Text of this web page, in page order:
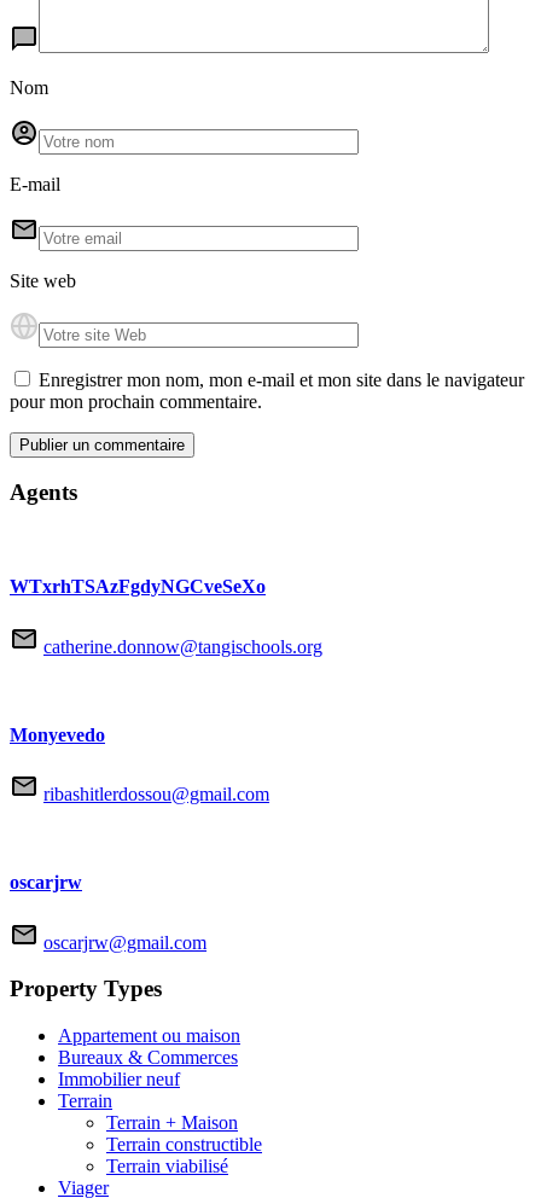
Nom
E-mail
Site web
Enregistrer mon nom, mon e-mail et mon site dans le navigateur
pour mon prochain commentaire.
Agents
WTxrhTSAzFgdyNGCveSeXo
catherine.donnow@tangischools.org
Monyevedo
ribashitlerdossou@gmail.com
oscarjrw
oscarjrw@gmail.com
Property Types
Appartement ou maison
Bureaux & Commerces
Immobilier neuf
Terrain
Terrain + Maison
Terrain constructible
Terrain viabilisé
Viager